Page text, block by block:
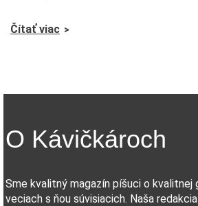
Čítať viac
O Kávičkároch
Sme kvalitný magazín píšuci o kvalitnej
veciach s ňou súvisiacich. Naša